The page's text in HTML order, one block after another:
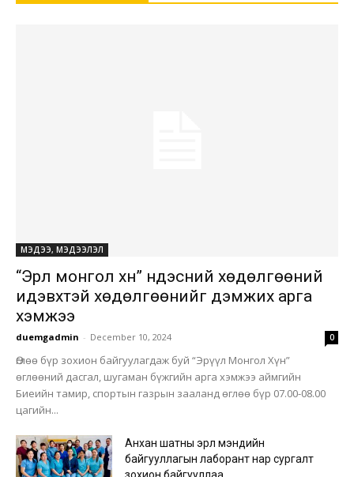
МЭДЭЭ, МЭДЭЭЛЭЛ
“Эрүүл монгол хүн” үндэсний хөдөлгөөний
идэвхтэй хөдөлгөөнийг дэмжих арга
хэмжээ
duemgadmin - December 10, 2024 0
Өглөө бүр зохион байгуулагдаж буй “Эрүүл Монгол Хүн”
өглөөний дасгал, шугаман бүжгийн арга хэмжээ аймгийн
Биеийн тамир, спортын газрын зааланд өглөө бүр 07.00-08.00
цагийн...
Анхан шатны эрүүл мэндийн
байгууллагын лаборант нар сургалт
зохион байгууллаа